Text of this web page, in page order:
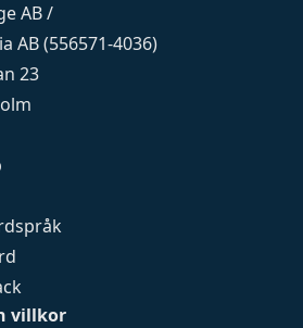
villkor
AB /
AB (556571-4036)
23